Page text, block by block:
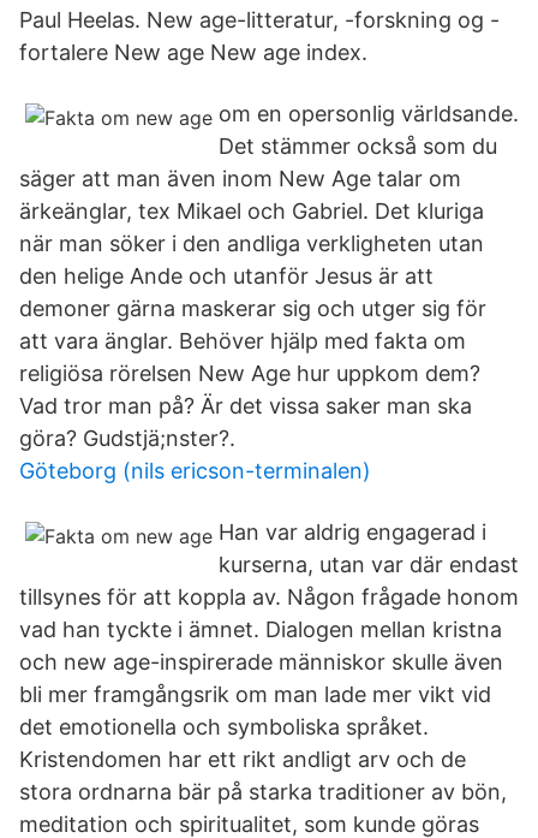
Paul Heelas. New age-litteratur, -forskning og -
fortalere New age New age index.
om en opersonlig världsande.
Det stämmer också som du
säger att man även inom New Age talar om
ärkeänglar, tex Mikael och Gabriel. Det kluriga
när man söker i den andliga verkligheten utan
den helige Ande och utanför Jesus är att
demoner gärna maskerar sig och utger sig för
att vara änglar. Behöver hjälp med fakta om
religiösa rörelsen New Age hur uppkom dem?
Vad tror man på? Är det vissa saker man ska
göra? Gudstjä;nster?.
Göteborg (nils ericson-terminalen)
Han var aldrig engagerad i
kurserna, utan var där endast
tillsynes för att koppla av. Någon frågade honom
vad han tyckte i ämnet. Dialogen mellan kristna
och new age-inspirerade människor skulle även
bli mer framgångsrik om man lade mer vikt vid
det emotionella och symboliska språket.
Kristendomen har ett rikt andligt arv och de
stora ordnarna bär på starka traditioner av bön,
meditation och spiritualitet, som kunde göras